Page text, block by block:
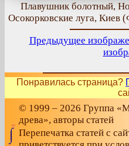
Плавушник болотный,
Осокорковские луга, Киев
Предыдущее
Понравилась страница?
© 1999 – 2026 Группа
древа», авторы статей
Перепечатка статей с